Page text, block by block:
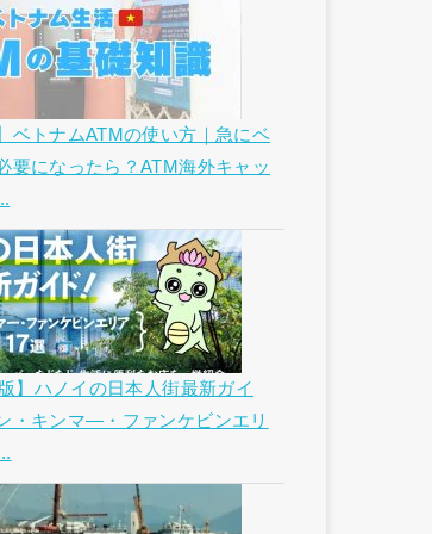
ベトナムATMの使い方｜急にベ
要になったら？ATM海外キャッ
】ハノイの日本人街最新ガイ
・キンマ―・ファンケビンエリ